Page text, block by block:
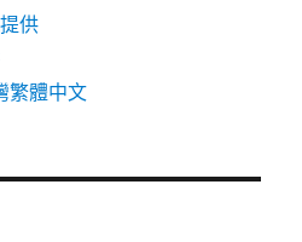
供
繁體中文